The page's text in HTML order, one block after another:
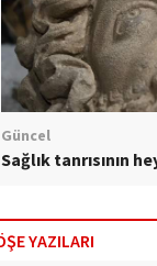
Güncel
Sağlık tanrısının
YAZILARI